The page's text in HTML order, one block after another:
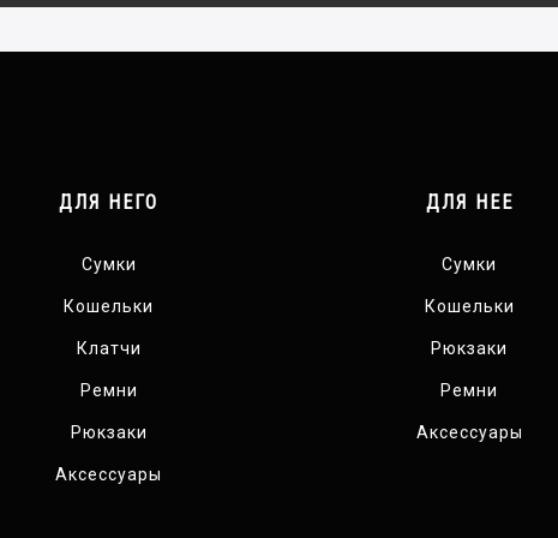
ДЛЯ НЕГО
Сумки
Кошельки
Клатчи
Ремни
Рюкзаки
Аксессуары
ДЛЯ НЕЕ
Сумки
Кошельки
Рюкзаки
Ремни
Аксессуары